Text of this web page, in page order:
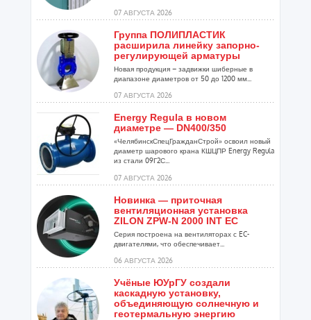
07 АВГУСТА 2026
Группа ПОЛИПЛАСТИК
расширила линейку запорно-
регулирующей арматуры
Новая продукция – задвижки шиберные в
диапазоне диаметров от 50 до 1200 мм...
07 АВГУСТА 2026
Energy Regula в новом
диаметре — DN400/350
«ЧелябинскСпецГражданСтрой» освоил новый
диаметр шарового крана КШЦПР Energy Regula
из стали 09Г2С...
07 АВГУСТА 2026
Новинка — приточная
вентиляционная установка
ZILON ZPW-N 2000 INT EC
Серия построена на вентиляторах с EC-
двигателями, что обеспечивает...
06 АВГУСТА 2026
Учёные ЮУрГУ создали
каскадную установку,
объединяющую солнечную и
геотермальную энергию